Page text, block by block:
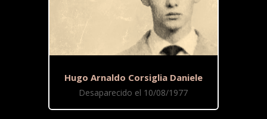
Hugo Arnaldo Corsiglia Daniele
Desaparecido el 10/08/1977